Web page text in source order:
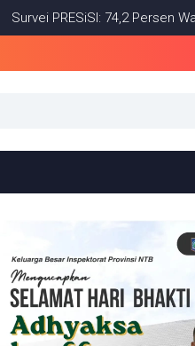
74,2 Persen Warga